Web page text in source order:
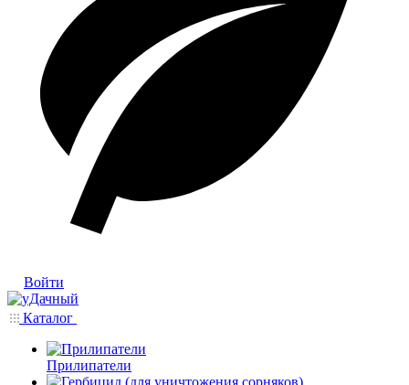
Войти
Каталог
Прилипатели